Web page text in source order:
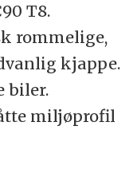
T8.
rommelige,
kjappe.
biler.
miljøprofil